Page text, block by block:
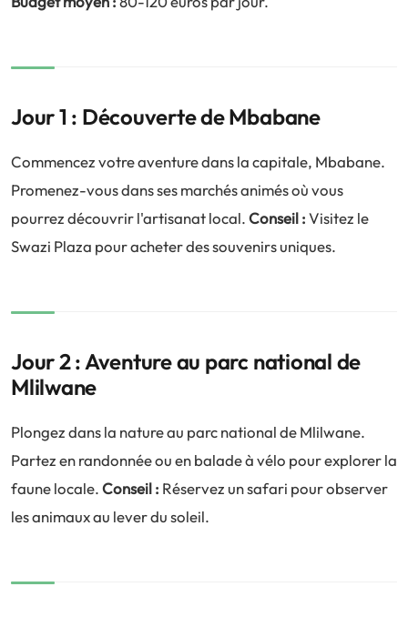
Jour 1 : Découverte de Mbabane
Commencez votre aventure dans la capitale, Mbabane.
Promenez-vous dans ses marchés animés où vous
pourrez découvrir l'artisanat local.Conseil :Visitez le
Swazi Plaza pour acheter des souvenirs uniques.
Jour 2 : Aventure au parc national de
Mlilwane
Plongez dans la nature au parc national de Mlilwane.
Partez en randonnée ou en balade à vélo pour explorer la
faune locale.Conseil : Réservez un safari pour observer
les animaux au lever du soleil.